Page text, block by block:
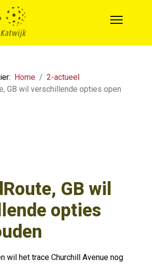
Home
2-actueel
GB wil verschillende opties open
GB wil
opties
wil het trace Churchill Avenue nog